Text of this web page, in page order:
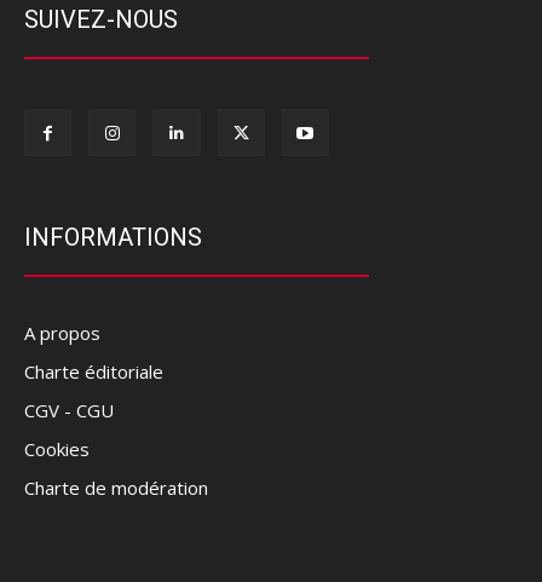
SUIVEZ-NOUS
INFORMATIONS
A propos
Charte éditoriale
CGV - CGU
Cookies
Charte de modération